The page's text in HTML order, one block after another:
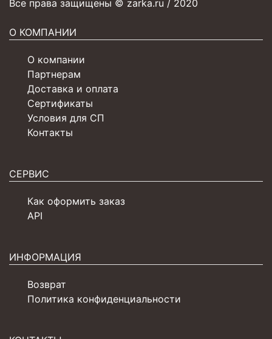
Все права защищены © zarka.ru / 2020
О КОМПАНИИ
О компании
Партнерам
Доставка и оплата
Сертификаты
Условия для СП
Контакты
СЕРВИС
Как оформить заказ
API
ИНФОРМАЦИЯ
Возврат
Политика конфиденциальности